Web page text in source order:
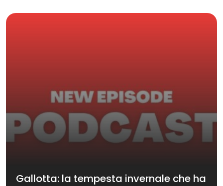
Gallotta: la tempesta invernale che ha